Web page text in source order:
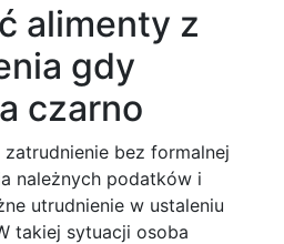
alimenty z
gdy
czarno
zatrudnienie bez formalnej
należnych podatków i
utrudnienie w ustaleniu
takiej sytuacji osoba